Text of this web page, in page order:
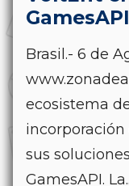
GamesAPI
Brasil.- 6 de
ecosistema
sus
GamesAPI.